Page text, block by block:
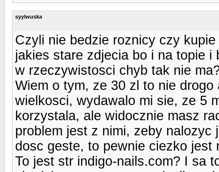
syylwuska
Czyli nie bedzie roznicy czy
jakies stare zdjecia bo i na topie
w rzeczywistosci chyb tak nie
Wiem o tym, ze 30 zl to nie
wielkosci, wydawalo mi sie, ze 5
korzystala, ale widocznie masz
problem jest z nimi, zeby
dosc geste, to pewnie ciezko jest
To jest str indigo-nails.com? I sa